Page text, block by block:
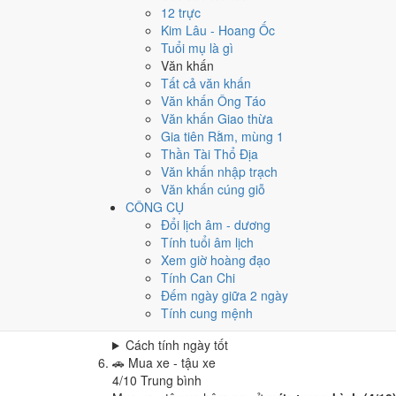
12 trực
Kim Lâu - Hoang Ốc
Tuổi mụ là gì
Văn khấn
Tất cả văn khấn
Văn khấn Ông Táo
Văn khấn Giao thừa
Gia tiên Rằm, mùng 1
Thần Tài Thổ Địa
Văn khấn nhập trạch
Văn khấn cúng giỗ
CÔNG CỤ
Đổi lịch âm - dương
Tính tuổi âm lịch
Xem giờ hoàng đạo
Tính Can Chi
Đếm ngày giữa 2 ngày
Tính cung mệnh
Cách tính ngày tốt
Khai trương - mở cửa hàng
Trung bình
Khai trương - mở cửa hàng hôm nay ở
Cách tính ngày tốt
Ký hợp đồng - giao ước
Tốt
Ký hợp đồng - giao ước hôm nay ở
Cách tính ngày tốt
🏗️ Động thổ - khởi công
Trung bình
Động thổ - khởi công hôm nay ở
Cách tính ngày tốt
Nhập trạch - vào nhà mới
Tốt
Nhập trạch - vào nhà mới hôm nay ở
Cách tính ngày tốt
🚗 Mua xe - tậu xe
4/10 Trung bình